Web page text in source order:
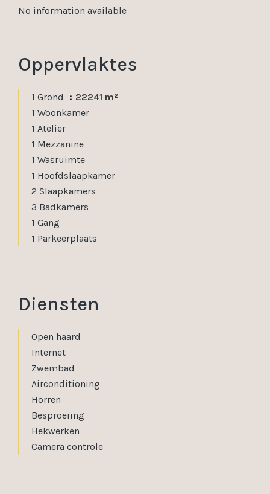
No information available
Oppervlaktes
1 Grond
22241 m²
1 Woonkamer
1 Atelier
1 Mezzanine
1 Wasruimte
1 Hoofdslaapkamer
2 Slaapkamers
3 Badkamers
1 Gang
1 Parkeerplaats
Diensten
Open haard
Internet
Zwembad
Airconditioning
Horren
Besproeiing
Hekwerken
Camera controle